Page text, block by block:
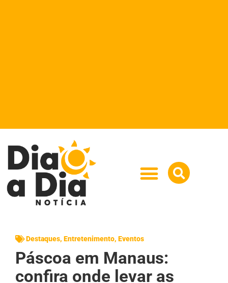
Destaques, Entretenimento, Eventos
Páscoa em Manaus:
confira onde levar as